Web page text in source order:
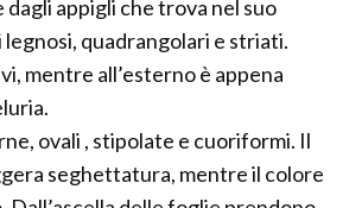
dagli appigli che trova nel suo
legnosi, quadrangolari e striati.
mentre all’esterno è appena
ovali , stipolate e cuoriformi. Il
seghettatura, mentre il colore